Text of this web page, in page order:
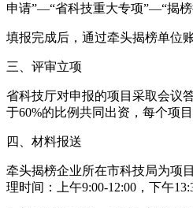
申请”—“省科技重大专项”—“揭
填报完成后，通过牵头揭榜单位
三、评审立项
省科技厅对申报的项目采取会议
于60%的比例共同出资，每个项
四、材料报送
牵头揭榜企业所在市科技局为项
理时间：上午9:00-12:00，下午